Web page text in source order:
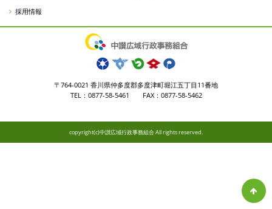
採用情報
〒764-0021 香川県仲多度郡多度津町堀江五丁目11番地
TEL：0877-58-5461 FAX：0877-58-5462
copyright(c)中讃広域行政事務組合 All rights reserved.